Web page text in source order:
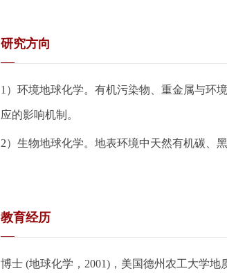
研究方向
1） 环境地球化学。有机污染物、重金属与环
应的影响机制。
2）生物地球化学。地表环境中天然有机碳、
教育经历
博士 (地球化学，2001)，美国德州农工大学地